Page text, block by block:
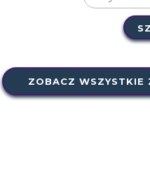
ZOBACZ WSZYSTKIE